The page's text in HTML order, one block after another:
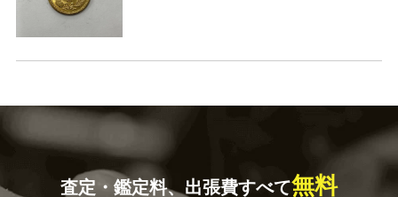
査定・鑑定料、出張費すべて無料